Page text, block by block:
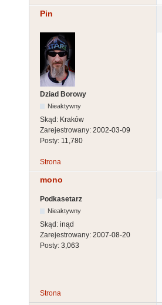
Pin
Dziad Borowy
Nieaktywny
Skąd: Kraków
Zarejestrowany: 2002-03-09
Posty: 11,780
Strona
mono
Podkasetarz
Nieaktywny
Skąd: inąd
Zarejestrowany: 2007-08-20
Posty: 3,063
Strona